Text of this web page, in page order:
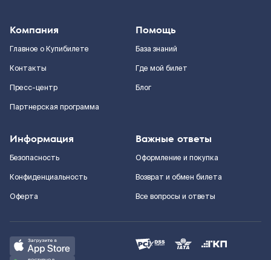
Компания
Главное о Купибилете
Контакты
Пресс-центр
Партнерская программа
Помощь
База знаний
Где мой билет
Блог
Информация
Безопасность
Конфиденциальность
Оферта
Важные ответы
Оформление и покупка
Возврат и обмен билета
Все вопросы и ответы